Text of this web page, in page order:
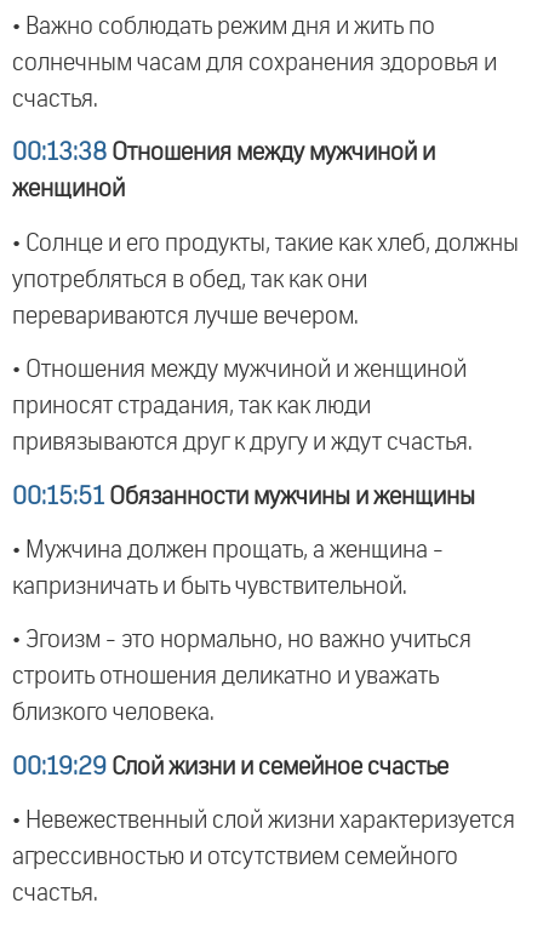
• Важно соблюдать режим дня и жить по
солнечным часам для сохранения здоровья и
счастья.
00:13:38 Отношения между мужчиной и
женщиной
• Солнце и его продукты, такие как хлеб, должны
употребляться в обед, так как они
перевариваются лучше вечером.
• Отношения между мужчиной и женщиной
приносят страдания, так как люди
привязываются друг к другу и ждут счастья.
00:15:51 Обязанности мужчины и женщины
• Мужчина должен прощать, а женщина -
капризничать и быть чувствительной.
• Эгоизм - это нормально, но важно учиться
строить отношения деликатно и уважать
близкого человека.
00:19:29 Слой жизни и семейное счастье
• Невежественный слой жизни характеризуется
агрессивностью и отсутствием семейного
счастья.